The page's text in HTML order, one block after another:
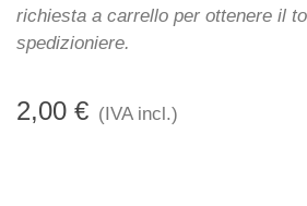
richiesta a carrello per ottenere il
spedizioniere.
2,00 € (IVA incl.)